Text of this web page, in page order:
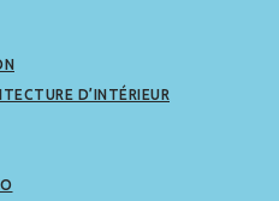
D’INTÉRIEUR